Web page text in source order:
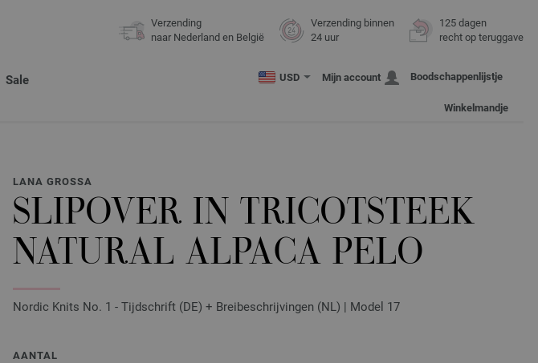
Verzending
naar Nederland en België
Verzending binnen
24 uur
125 dagen
recht op teruggave
Sale USD Mijn account Boodschappenlijstje
Winkelmandje
LANA GROSSA
SLIPOVER IN TRICOTSTEEK
NATURAL ALPACA PELO
Nordic Knits No. 1 - Tijdschrift (DE) + Breibeschrijvingen (NL) | Model 17
AANTAL